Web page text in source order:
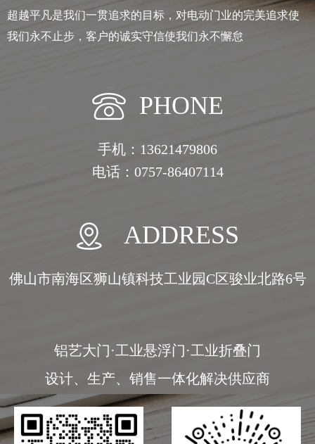
超越平凡是我们一贯追求的目标，对电动门业的完美追求使
我们永不止步，客户的诚实守信使我们永不懈怠
PHONE
手机：13621479806
电话：0757-86407114
ADDRESS
佛山市南海区狮山镇科技工业园C区骏业北路6号
铝艺大门·工业悬浮门·工业折叠门
设计、生产、销售一体化解决供应商